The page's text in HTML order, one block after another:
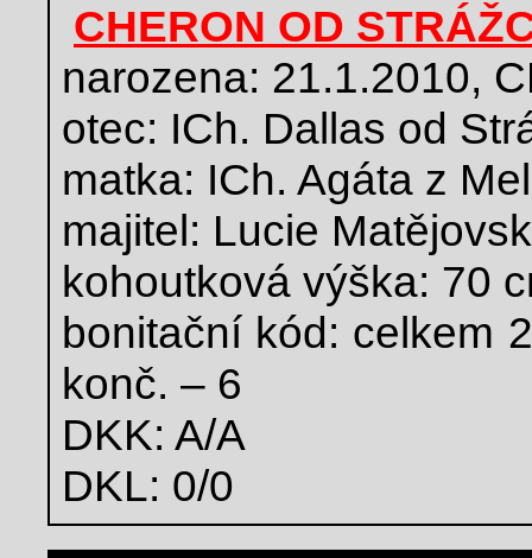
CHERON OD
narozena: 21.1.2010,
otec: ICh. Dallas od
matka: ICh. Agáta z
majitel: Lucie
kohoutková výška: 70
bonitační kód: celkem
konč. – 6
DKK: A/A
DKL: 0/0